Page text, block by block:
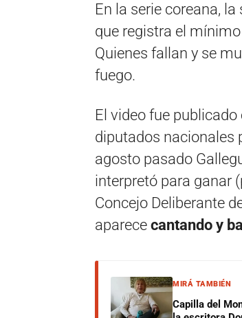
En la serie coreana,
que registra el
Quienes fallan y se
fuego.
El video fue
diputados nacionales
agosto pasado
interpretó para ganar
Concejo Deliberante
aparece cantando y
MIRÁ TAMBIÉN
Capilla del